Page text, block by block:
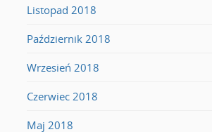
Listopad 2018
Październik 2018
Wrzesień 2018
Czerwiec 2018
Maj 2018